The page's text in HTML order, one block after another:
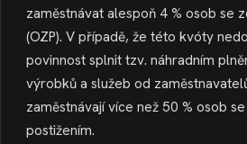
zaměstnávat alespoň 4 % osob se
(OZP). V případě, že této kvóty
povinnost splnit tzv. náhradním
výrobků a služeb od
zaměstnávají více než 50 % osob
postižením.